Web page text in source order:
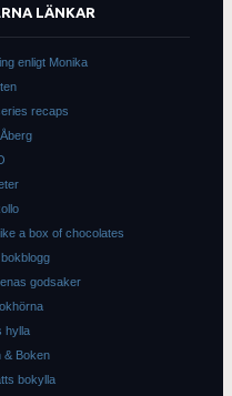
LÄNKAR
enligt Monika
recaps
a box of chocolates
godsaker
hylla
& Boken
bokylla